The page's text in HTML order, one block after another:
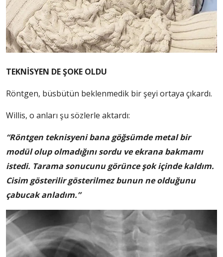
TEKNİSYEN DE ŞOKE OLDU
Röntgen, büsbütün beklenmedik bir şeyi ortaya çıkardı.
Willis, o anları şu sözlerle aktardı:
“Röntgen teknisyeni bana göğsümde metal bir
modül olup olmadığını sordu ve ekrana bakmamı
istedi. Tarama sonucunu görünce şok içinde kaldım.
Cisim gösterilir gösterilmez bunun ne olduğunu
çabucak anladım.”